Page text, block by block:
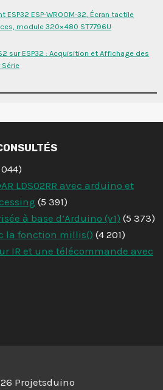
ESP-WROOM-32, Écran tactile
module 320×480 ST7796U
sur ESP32 : Acquisition et Affichage des
LDS02RR avec arduino et
(5 391)
à base d’Arduino (v1) (5 373)
la fonction millis() (4 201)
IR et une télécommande avec
Projetsduino